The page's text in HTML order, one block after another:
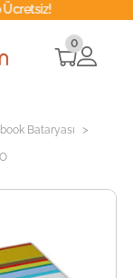
0
Bataryası >